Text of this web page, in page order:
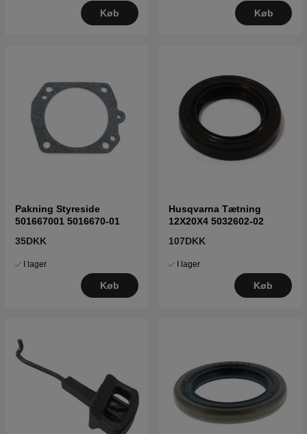
Køb Køb
Pakning Styreside
501667001 5016670-01
35DKK
I lager
Køb
Husqvarna Tætning
12X20X4 5032602-02
107DKK
I lager
Køb